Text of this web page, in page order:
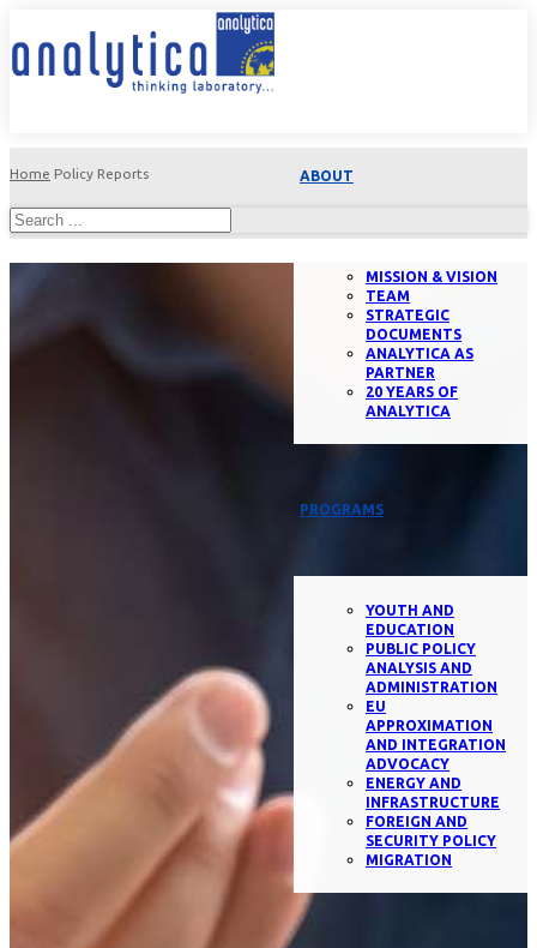
ABOUT
MISSION & VISION
TEAM
STRATEGIC
DOCUMENTS
ANALYTICA AS
PARTNER
20 YEARS OF
ANALYTICA
PROGRAMS
YOUTH AND
EDUCATION
PUBLIC POLICY
ANALYSIS AND
ADMINISTRATION
EU
APPROXIMATION
AND INTEGRATION
ADVOCACY
ENERGY AND
INFRASTRUCTURE
FOREIGN AND
SECURITY POLICY
MIGRATION
Home Policy Reports